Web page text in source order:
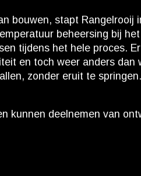
bouwen, stapt Rangelrooij
beheersing bij
tijdens het hele proces.
en toch weer anders dan
zonder eruit te
kunnen deelnemen van